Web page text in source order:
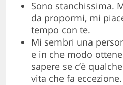
Sono stanchissima.
da propormi, mi
tempo con te.
Mi sembri una
e in che modo
sapere se c’è
vita che fa eccezione.